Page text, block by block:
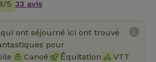
5 33 avis
ont séjourné ici ont trouvé
pour
Canoë Ḗquitation
VTT